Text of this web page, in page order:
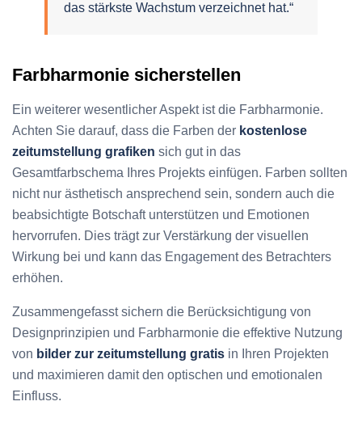
das stärkste Wachstum verzeichnet hat.“
Farbharmonie sicherstellen
Ein weiterer wesentlicher Aspekt ist die Farbharmonie.
Achten Sie darauf, dass die Farben der kostenlose
zeitumstellung grafiken sich gut in das
Gesamtfarbschema Ihres Projekts einfügen. Farben sollten
nicht nur ästhetisch ansprechend sein, sondern auch die
beabsichtigte Botschaft unterstützen und Emotionen
hervorrufen. Dies trägt zur Verstärkung der visuellen
Wirkung bei und kann das Engagement des Betrachters
erhöhen.
Zusammengefasst sichern die Berücksichtigung von
Designprinzipien und Farbharmonie die effektive Nutzung
von bilder zur zeitumstellung gratis in Ihren Projekten
und maximieren damit den optischen und emotionalen
Einfluss.